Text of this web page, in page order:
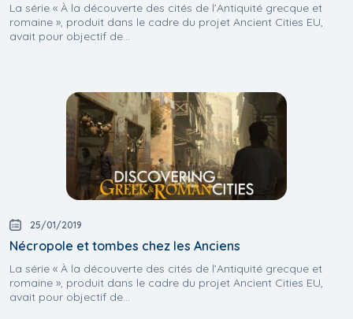
La série « À la découverte des cités de l’Antiquité grecque et
romaine », produit dans le cadre du projet Ancient Cities EU,
avait pour objectif de...
25/01/2019
Nécropole et tombes chez les Anciens
La série « À la découverte des cités de l’Antiquité grecque et
romaine », produit dans le cadre du projet Ancient Cities EU,
avait pour objectif de...